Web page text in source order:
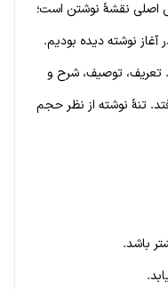
اصلی نقشهٔ نوشتن است؛
نوشته دیده بودیم.
توصیف، شرح و
تنهٔ نوشته از نظر حجم
باشد.